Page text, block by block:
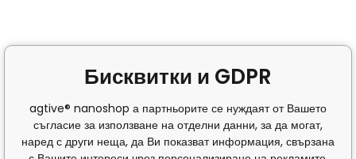
Бисквитки и GDPR
agtive® nanoshop а партньорите се нуждаят от Вашето
съгласие за използване на отделни данни, за да могат,
наред с други неща, да Ви показват информация, свързана